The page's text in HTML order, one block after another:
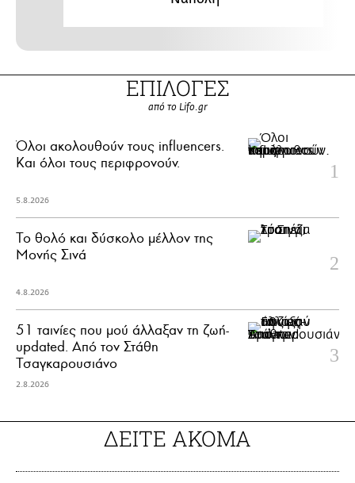
ΕΠΙΛΟΓΕΣ
από το Lifo.gr
Όλοι ακολουθούν τους influencers.
Και όλοι τους περιφρονούν.
5.8.2026
Το θολό και δύσκολο μέλλον της
Μονής Σινά
4.8.2026
51 ταινίες που μού άλλαξαν τη ζωή-
updated. Aπό τον Στάθη
Τσαγκαρουσιάνο
2.8.2026
ΔΕΙΤΕ ΑΚΟΜΑ